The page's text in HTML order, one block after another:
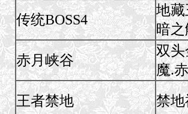
传统BOSS4
地
暗
赤月峡谷
双头
魔.
王者禁地 禁